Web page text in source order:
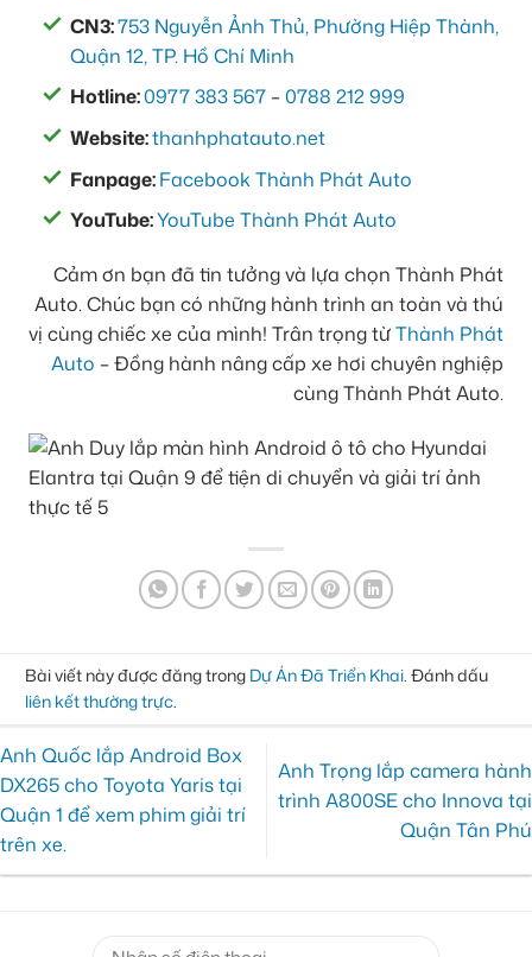
CN3:753 Nguyễn Ảnh Thủ, Phường Hiệp Thành,
Quận 12, TP. Hồ Chí Minh
Hotline:0977 383 567 –0788 212 999
Website:thanhphatauto.net
Fanpage:Facebook Thành Phát Auto
YouTube:YouTube Thành Phát Auto
Cảm ơn bạn đã tin tưởng và lựa chọn Thành Phát
Auto. Chúc bạn có những hành trình an toàn và thú
vị cùng chiếc xe của mình! Trân trọng từThành Phát
Auto – Đồng hành nâng cấp xe hơi chuyên nghiệp
cùng Thành Phát Auto.
Bài viết này được đăng trong Dự Án Đã Triển Khai . Đánh dấu
liên kết thường trực
Anh Quốc lắp Android Box
DX265 cho Toyota Yaris tại
Quận 1 để xem phim giải trí
trên xe.
Anh Trọng lắp camera hành
trình A800SE cho Innova tại
Quận Tân Phú